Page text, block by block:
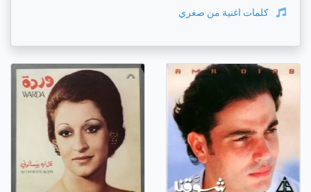
كلمات اغنية من صغري